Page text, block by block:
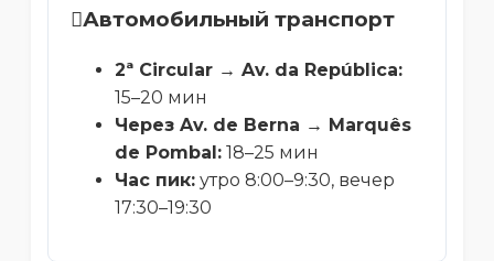
Автомобильный транспорт
2ª Circular → Av. da República:
15–20 мин
Через Av. de Berna → Marquês
de Pombal: 18–25 мин
Час пик: утро 8:00–9:30, вечер
17:30–19:30